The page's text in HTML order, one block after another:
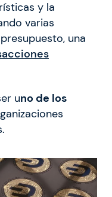
y la
varias
una
uno de los